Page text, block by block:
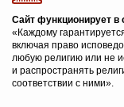
Сайт функционирует в
«Каждому
включая право
любую религию или не
и распространять
соответствии с ними».